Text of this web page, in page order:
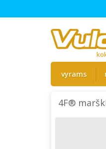
vyrams
4F®